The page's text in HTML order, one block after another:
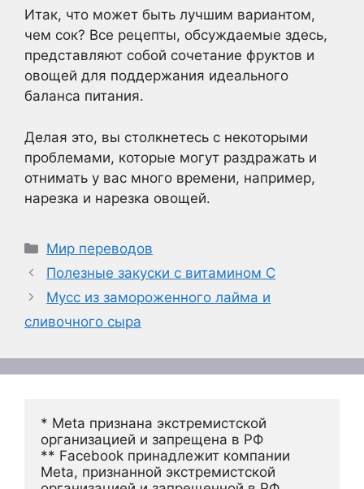
Итак, что может быть лучшим вариантом,
чем сок? Все рецепты, обсуждаемые здесь,
представляют собой сочетание фруктов и
овощей для поддержания идеального
баланса питания.
Делая это, вы столкнетесь с некоторыми
проблемами, которые могут раздражать и
отнимать у вас много времени, например,
нарезка и нарезка овощей.
Рубрики
Мир переводов
Полезные закуски с витамином С
Мусс из замороженного лайма и
сливочного сыра
* Meta признана экстремистской
организацией и запрещена в РФ
** Facebook принадлежит компании
Meta, признанной экстремистской